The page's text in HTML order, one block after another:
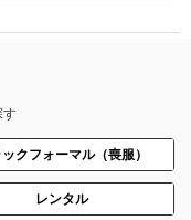
す
クフォーマル（喪服）
レンタル